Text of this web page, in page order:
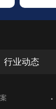
行业动态
诺威交通运输
放异彩
错过的展会
诺威交通运输